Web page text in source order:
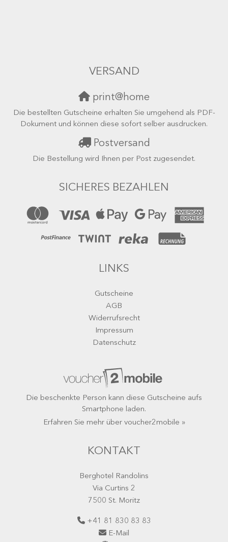
VERSAND
print@home
Die bestellten Gutscheine erhalten Sie umgehend als PDF-
Dokument und können diese sofort selber ausdrucken.
Postversand
Die Bestellung wird Ihnen per Post zugesendet.
SICHERES BEZAHLEN
LINKS
Gutscheine
AGB
Widerrufsrecht
Impressum
Datenschutz
Die beschenkte Person kann diese Gutscheine aufs
Smartphone laden.
Erfahren Sie mehr über voucher2mobile »
KONTAKT
Berghotel Randolins
Via Curtins 2
7500 St. Moritz
+41 81 830 83 83
E-Mail